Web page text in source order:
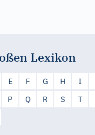
Lexikon
E F G H I
P Q R S T